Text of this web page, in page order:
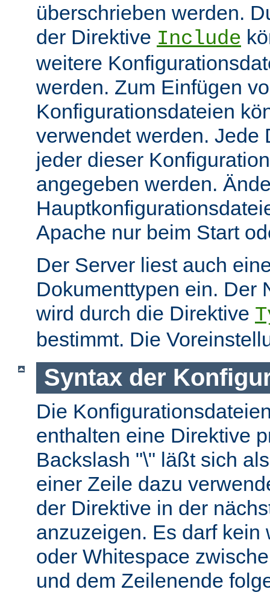
überschrieben werden.
der Direktive Include
weitere
werden. Zum Einfügen
Konfigurationsdateien
verwendet werden. Jede
jeder dieser
angegeben werden.
Apache nur beim Start
Der Server liest auch
Dokumenttypen ein. Der
wird durch die Direktive
bestimmt. Die
Syntax der
Die
enthalten eine Direktive
Backslash "\" läßt sich
einer Zeile dazu
der Direktive in der
anzuzeigen. Es darf kein
oder Whitespace
und dem Zeilenende